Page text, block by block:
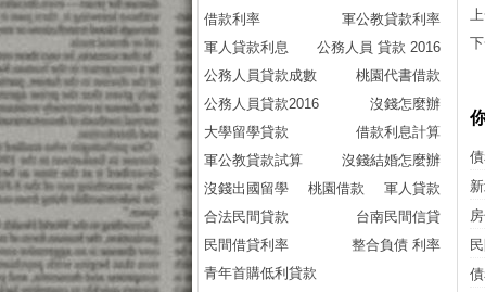
借款利率
軍公教貸款利率
軍人貸款利息
公務人員 貸款 2016
公務人員貸款成數
桃園代書借款
公務人員貸款2016
沒錢怎麼辦
大學留學貸款
借款利息計算
軍公教貸款試算
沒錢結婚怎麼辦
沒錢出國留學
桃園借款
軍人貸款
合法民間貸款
台南民間信貸
民間借貸利率
整合負債 利率
青年首購低利貸款